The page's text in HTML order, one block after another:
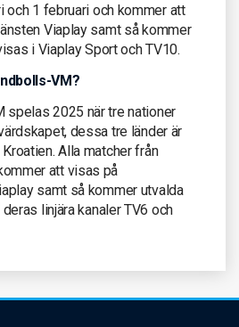
och 1 februari och kommer att
Viaplay samt så kommer
i Viaplay Sport och TV10.
VM?
spelas 2025 när tre nationer
dessa tre länder är
Alla matcher från
att visas på
samt så kommer utvalda
linjära kanaler TV6 och